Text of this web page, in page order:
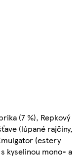
(7 %), Repkový
(lúpané rajčiny,
(estery
kyselinou mono- a